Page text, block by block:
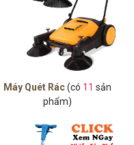
Máy Quét Rác(có 11 sản
phẩm)